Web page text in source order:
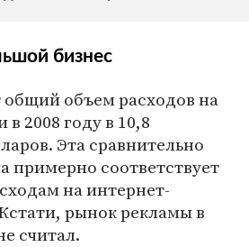
бизнес
объем расходов на
2008 году в 10,8
Эта сравнительно
примерно соответствует
на интернет-
рынок рекламы в
считал.